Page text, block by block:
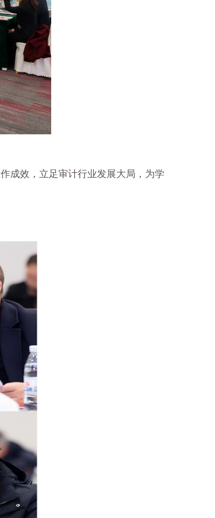
成效，立足审计行业发展大局，为学